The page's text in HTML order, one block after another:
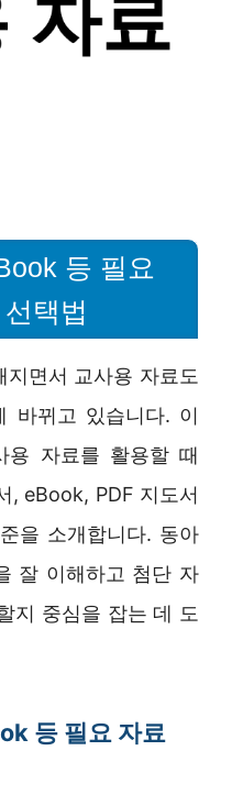
등 필요
택법
지면서 교사용 자료도
바뀌고 있습니다. 이
용 자료를 활용할 때
, eBook, PDF 지도서
을 소개합니다. 동아
잘 이해하고 첨단 자
지 중심을 잡는 데 도
등 필요 자료